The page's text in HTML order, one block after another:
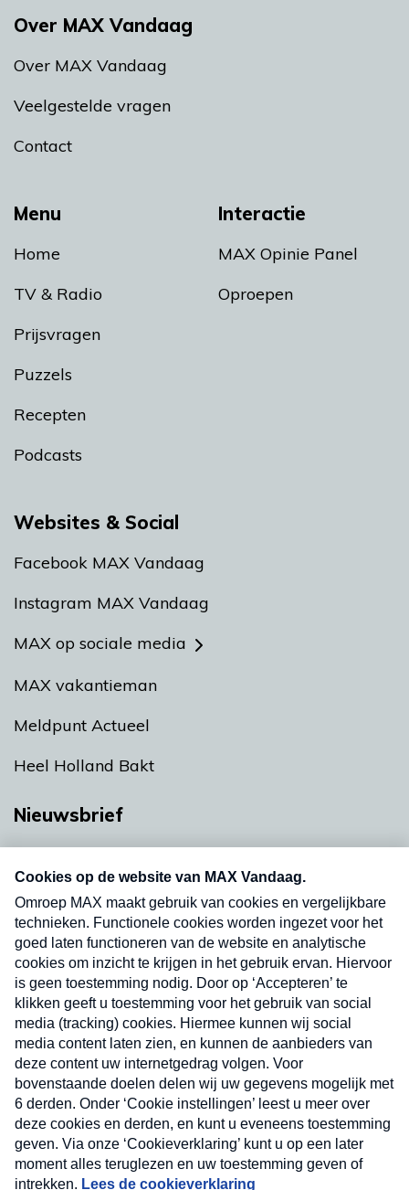
Menu
Home
TV & Radio
Prijsvragen
Puzzels
Recepten
Podcasts
Interactie
MAX Opinie Panel
Oproepen
Over MAX Vandaag
Over MAX Vandaag
Veelgestelde vragen
Contact
Websites & Social
Facebook MAX Vandaag
Instagram MAX Vandaag
MAX op sociale media
MAX vakantieman
Meldpunt Actueel
Heel Holland Bakt
Nieuwsbrief
nieuwsbrief. Elke vrijdag- en dinsdagochtend in
uw mailbox.
Verzend
Nieuwsbrief
Neem hier een gratis abonnement op onze
nieuwsbrief. Elke vrijdag- en dinsdagochtend in uw